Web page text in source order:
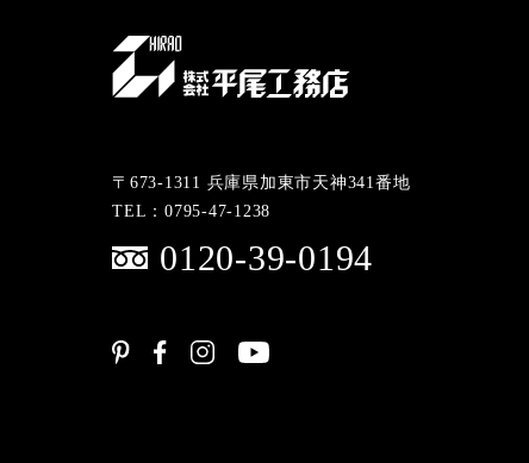
〒673-1311 兵庫県加東市天神341番地
TEL：0795-47-1238
0120-39-0194